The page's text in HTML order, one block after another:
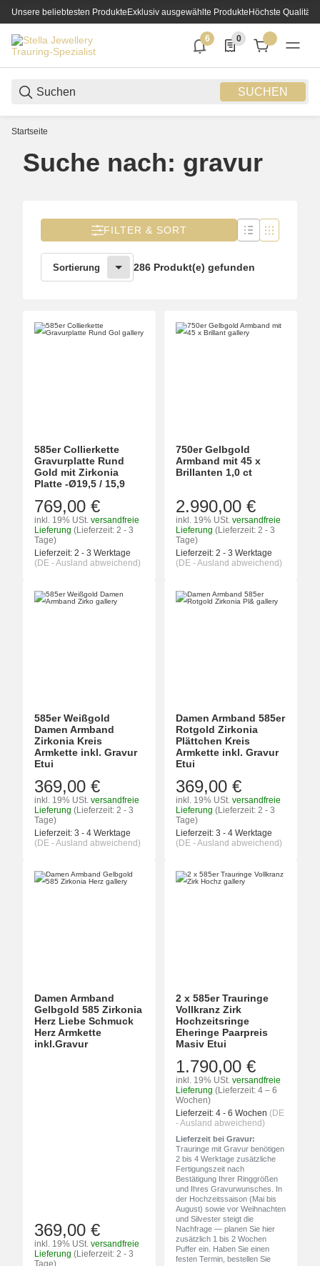
Unsere beliebtesten ProdukteExklusiv ausgewählte ProdukteHöchste Qualität
SUCHEN
6
6 neue Notifizierungen
0
0 Produkte in der
Startseite
Suche nach: gravur
FILTER & SORT
Sortierung 286 Produkt(e) gefunden
585er Collierkette
Gravurplatte Rund
Gold mit Zirkonia
Platte -Ø19,5 / 15,9
769,00 €
inkl. 19% USt. versandfreie
Lieferung (Lieferzeit: 2 - 3
Tage)
Lieferzeit: 2 - 3 Werktage
(DE - Ausland abweichend)
750er Gelbgold
Armband mit 45 x
Brillanten 1,0 ct
2.990,00 €
inkl. 19% USt. versandfreie
Lieferung (Lieferzeit: 2 - 3
Tage)
Lieferzeit: 2 - 3 Werktage
(DE - Ausland abweichend)
585er Weißgold
Damen Armband
Zirkonia Kreis
Armkette inkl. Gravur
Etui
369,00 €
inkl. 19% USt. versandfreie
Lieferung (Lieferzeit: 2 - 3
Tage)
Lieferzeit: 3 - 4 Werktage
(DE - Ausland abweichend)
Damen Armband 585er
Rotgold Zirkonia
Plättchen Kreis
Armkette inkl. Gravur
Etui
369,00 €
inkl. 19% USt. versandfreie
Lieferung (Lieferzeit: 2 - 3
Tage)
Lieferzeit: 3 - 4 Werktage
(DE - Ausland abweichend)
Damen Armband
Gelbgold 585 Zirkonia
Herz Liebe Schmuck
Herz Armkette
inkl.Gravur
369,00 €
inkl. 19% USt. versandfreie
Lieferung (Lieferzeit: 2 - 3
Tage)
2 x 585er Trauringe
Vollkranz Zirk
Hochzeitsringe
Eheringe Paarpreis
Masiv Etui
1.790,00 €
inkl. 19% USt. versandfreie
Lieferung (Lieferzeit: 4 – 6
Wochen)
Lieferzeit: 4 - 6 Wochen (DE
- Ausland abweichend)
Lieferzeit bei Gravur:
Trauringe mit Gravur benötigen
2 bis 4 Werktage zusätzliche
Fertigungszeit nach
Bestätigung Ihrer Ringgrößen
und Ihres Gravurwunsches. In
der Hochzeitssaison (Mai bis
August) sowie vor Weihnachten
und Silvester steigt die
Nachfrage — planen Sie hier
zusätzlich 1 bis 2 Wochen
Puffer ein. Haben Sie einen
festen Termin, bestellen Sie